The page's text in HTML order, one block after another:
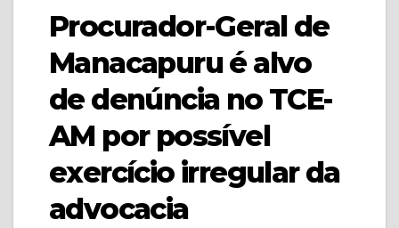
Procurador-Geral de
Manacapuru é alvo
de denúncia no TCE-
AM por possível
exercício irregular da
advocacia